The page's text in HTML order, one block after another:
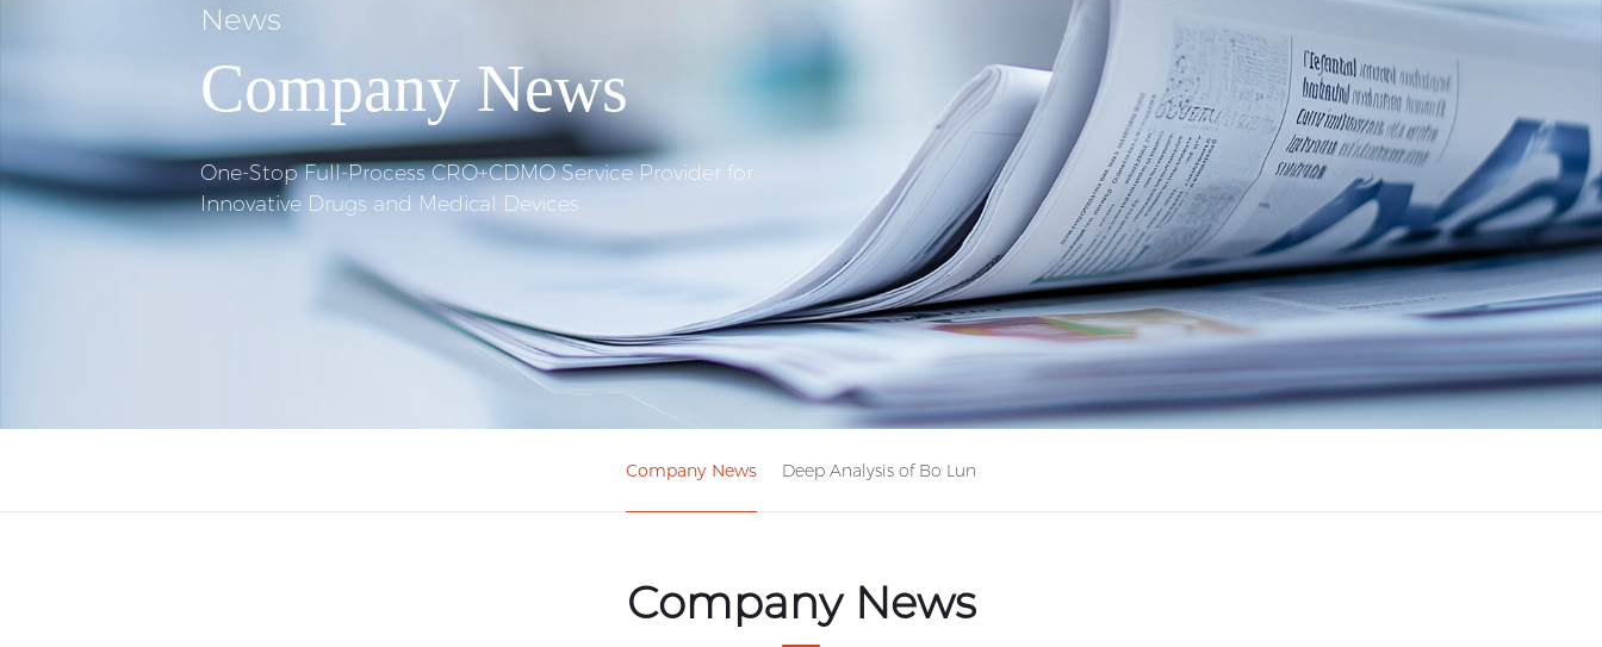
News
Company News
One-Stop Full-Process CRO+CDMO Service Provider for
Innovative Drugs and Medical Devices
Company News Deep Analysis of Bo Lun
Company News